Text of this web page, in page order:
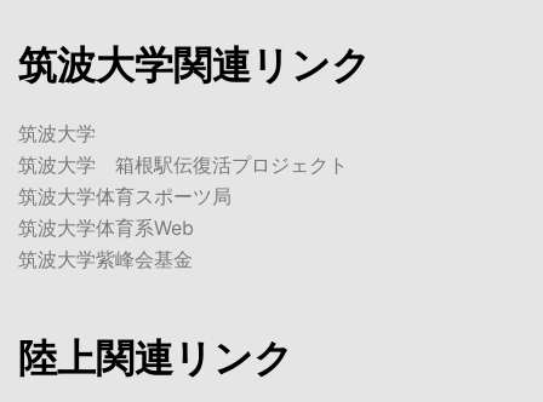
筑波大学関連リンク
筑波大学
筑波大学 箱根駅伝復活プロジェクト
筑波大学体育スポーツ局
筑波大学体育系Web
筑波大学紫峰会基金
陸上関連リンク